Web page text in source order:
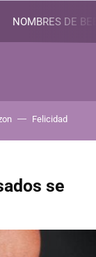
NOMBRES DE
Felicidad
se